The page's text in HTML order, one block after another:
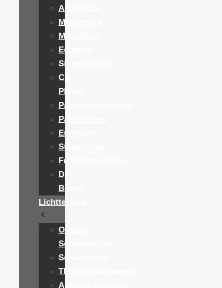
Aktivbässe
Mischpulte
Mikrofone
Equalizer
Signalsplitter
CD
Player
Passivlautsprecher
Passivbässe
Endstufen
Stageboxen
Frequenzweichen
DI-
Boxen
Lichttechnik
Outdoor
Scheinwerfer
Scheinwerfer
Theaterscheinwerfer
Akkuscheinwerfer